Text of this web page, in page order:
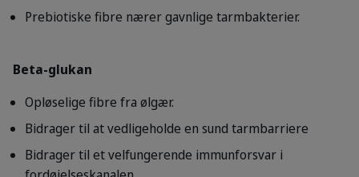
Prebiotiske fibre nærer gavnlige tarmbakterier.
Beta-glukan
Opløselige fibre fra ølgær.
Bidrager til at vedligeholde en sund tarmbarriere
Bidrager til et velfungerende immunforsvar i